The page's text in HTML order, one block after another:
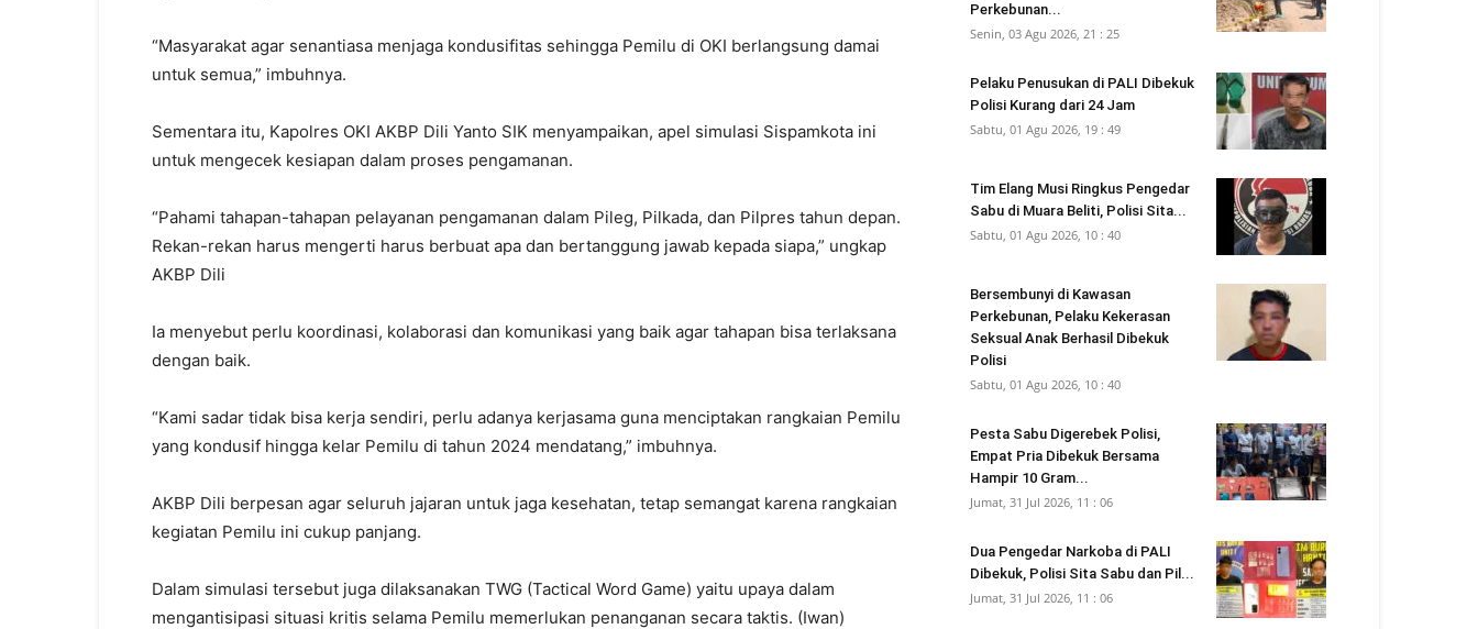
“Masyarakat agar senantiasa menjaga kondusifitas sehingga Pemilu di OKI berlangsung damai
untuk semua,” imbuhnya.
Sementara itu, Kapolres OKI AKBP Dili Yanto SIK menyampaikan, apel simulasi Sispamkota ini
untuk mengecek kesiapan dalam proses pengamanan.
“Pahami tahapan-tahapan pelayanan pengamanan dalam Pileg, Pilkada, dan Pilpres tahun depan.
Rekan-rekan harus mengerti harus berbuat apa dan bertanggung jawab kepada siapa,” ungkap
AKBP Dili
Ia menyebut perlu koordinasi, kolaborasi dan komunikasi yang baik agar tahapan bisa terlaksana
dengan baik.
“Kami sadar tidak bisa kerja sendiri, perlu adanya kerjasama guna menciptakan rangkaian Pemilu
yang kondusif hingga kelar Pemilu di tahun 2024 mendatang,” imbuhnya.
AKBP Dili berpesan agar seluruh jajaran untuk jaga kesehatan, tetap semangat karena rangkaian
kegiatan Pemilu ini cukup panjang.
Dalam simulasi tersebut juga dilaksanakan TWG (Tactical Word Game) yaitu upaya dalam
mengantisipasi situasi kritis selama Pemilu memerlukan penanganan secara taktis. (Iwan)
Perkebunan...
Senin, 03 Agu 2026, 21 : 25
Pelaku Penusukan di PALI Dibekuk
Polisi Kurang dari 24 Jam
Sabtu, 01 Agu 2026, 19 : 49
Tim Elang Musi Ringkus Pengedar
Sabu di Muara Beliti, Polisi Sita...
Sabtu, 01 Agu 2026, 10 : 40
Bersembunyi di Kawasan
Perkebunan, Pelaku Kekerasan
Seksual Anak Berhasil Dibekuk
Polisi
Sabtu, 01 Agu 2026, 10 : 40
Pesta Sabu Digerebek Polisi,
Empat Pria Dibekuk Bersama
Hampir 10 Gram...
Jumat, 31 Jul 2026, 11 : 06
Dua Pengedar Narkoba di PALI
Dibekuk, Polisi Sita Sabu dan Pil...
Jumat, 31 Jul 2026, 11 : 06